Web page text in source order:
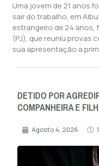
Uma jovem de 21 anos
sair do trabalho, em
estrangeiro de 24 anos,
(PJ), que reuniu provas
sua apresentação a
DETIDO POR
COMPANHEIRA E
Agosto 4, 2026